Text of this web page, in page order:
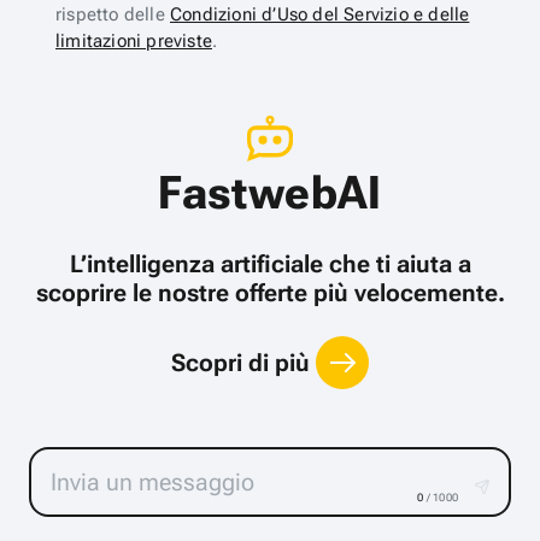
rispetto delle Condizioni d’Uso del Servizio e delle
limitazioni previste.
FastwebAI
L’intelligenza artificiale che ti aiuta a
scoprire le nostre offerte più velocemente.
Scopri di più
0 / 1000